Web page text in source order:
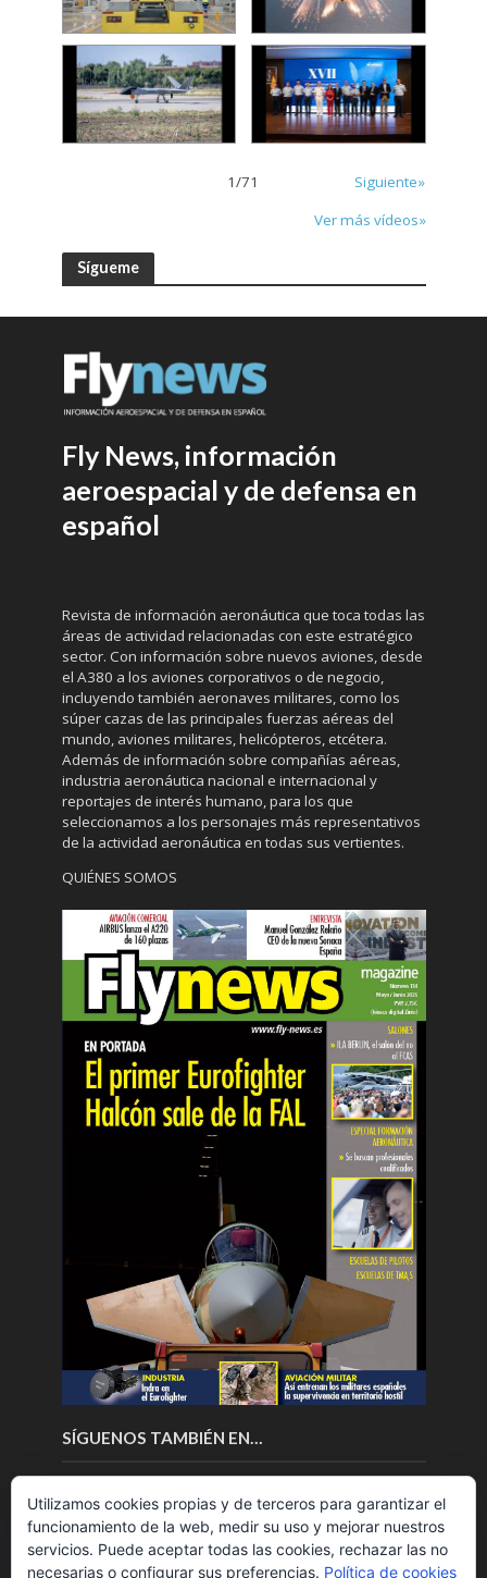
1/71
Siguiente»
Ver más vídeos»
Sígueme
Fly News, información
aeroespacial y de defensa en
español
Revista de información aeronáutica que toca todas las
áreas de actividad relacionadas con este estratégico
sector. Con información sobre nuevos aviones, desde
el A380 a los aviones corporativos o de negocio,
incluyendo también aeronaves militares, como los
súper cazas de las principales fuerzas aéreas del
mundo, aviones militares, helicópteros, etcétera.
Además de información sobre compañías aéreas,
industria aeronáutica nacional e internacional y
reportajes de interés humano, para los que
seleccionamos a los personajes más representativos
de la actividad aeronáutica en todas sus vertientes.
QUIÉNES SOMOS
SÍGUENOS TAMBIÉN EN…
Utilizamos cookies propias y de terceros para garantizar el
funcionamiento de la web, medir su uso y mejorar nuestros
servicios. Puede aceptar todas las cookies, rechazar las no
necesarias o configurar sus preferencias. Política de cookies